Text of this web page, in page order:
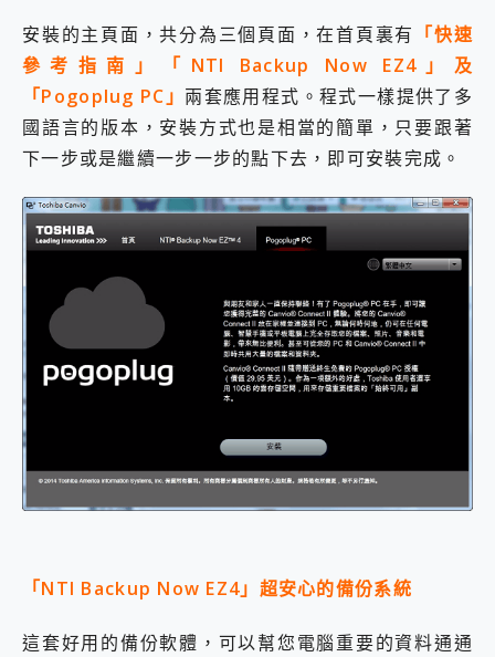
安裝的主頁面，共分為三個頁面，在首頁裏有 「快速
參考指南」「NTI Backup Now EZ4」及
「Pogoplug PC」 兩套應用程式。程式一樣提供了多
國語言的版本，安裝方式也是相當的簡單，只要跟著
下一步或是繼續一步一步的點下去，即可安裝完成。
「NTI Backup Now EZ4」超安心的備份系統
這套好用的備份軟體，可以幫您電腦重要的資料通通